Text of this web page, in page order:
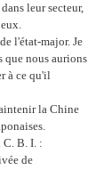
leur secteur,
l'état-major. Je
que nous aurions
à ce qu'il
la Chine
C. B. I. :
de